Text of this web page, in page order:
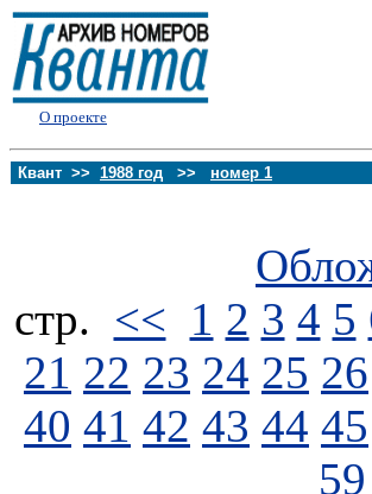
О проекте
Квант >> 1988 год >> номер 1
стp. << 1 2 3 4 5
21 22 23 24 25 26
40 41 42 43 44 45
59